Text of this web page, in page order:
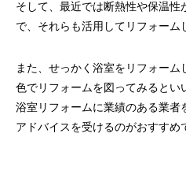
そして、最近では断熱性や保温
で、それらも活用してリフォーム
また、せっかく浴室をリフォー
色でリフォームを図ってみるとい
浴室リフォームに業績のある業者
アドバイスを受けるのがおすすめ